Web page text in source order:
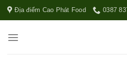
Địa điểm Cao Phát Food 0387